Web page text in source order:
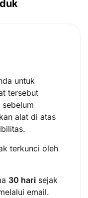
untuk
tersebut
sebelum
alat di atas
terkunci oleh
30 hari sejak
email.